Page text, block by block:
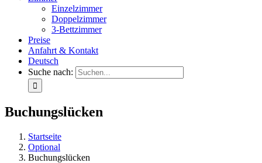
Einzelzimmer
Doppelzimmer
3-Bettzimmer
Preise
Anfahrt & Kontakt
Deutsch
Suche nach:
Buchungslücken
Startseite
Optional
Buchungslücken